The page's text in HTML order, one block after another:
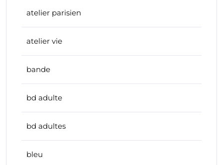
atelier parisien
atelier vie
bande
bd adulte
bd adultes
bleu